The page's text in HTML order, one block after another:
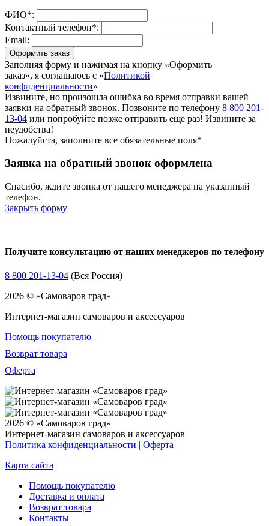
ФИО*:
Контактный телефон*:
Email:
Оформить заказ
Заполняя форму и нажимая на кнопку «Оформить
заказ», я соглашаюсь с «Политикой
конфиденциальности»
Извините, но произошла ошибка во время отправки вашей
заявки на обратный звонок. Позвоните по телефону 8 800 201-
13-04 или попробуйте позже отправить еще раз! Извините за
неудобства!
Пожалуйста, заполните все обязательные поля*
Заявка на обратный звонок оформлена
Спасибо, ждите звонка от нашего менеджера на указанный
телефон.
Закрыть форму
Получите консультацию от наших менеджеров по телефону
8 800 201-13-04 (Вся Россия)
2026 © «Самоваров град»
Интернет-магазин самоваров и аксессуаров
Помощь покупателю
Возврат товара
Оферта
2026 © «Самоваров град»
Интернет-магазин самоваров и аксессуаров
Политика конфиденциальности | Оферта
Карта сайта
Помощь покупателю
Доставка и оплата
Возврат товара
Контакты